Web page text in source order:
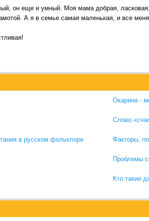
он еще и умный. Моя мама добрая,
А я в семье самая маленькая, и все
в русском фольклоре
Окарина -
Слово
Факторы,
Проблемы
Кто такие